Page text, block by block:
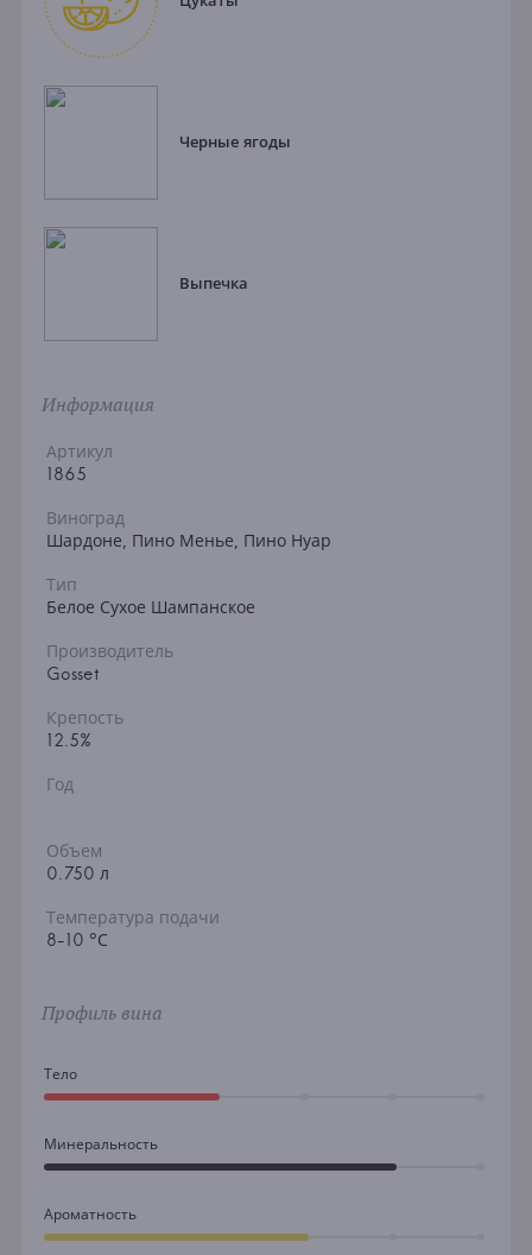
Черные ягоды
Выпечка
Информация
Артикул
1865
Виноград
Шардоне, Пино Менье, Пино Нуар
Тип
Белое Сухое Шампанское
Производитель
Gosset
Крепость
12.5%
Год
Объем
0.750 л
Температура подачи
8-10 °С
Профиль вина
Тело
Минеральность
Ароматность